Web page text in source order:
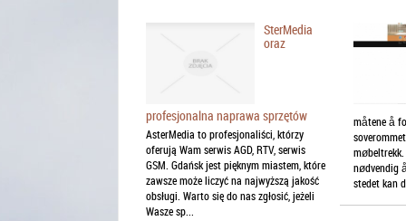
SterMedia
oraz
profesjonalna naprawa sprzętów
AsterMedia to profesjonaliści, którzy
oferują Wam serwis AGD, RTV, serwis
GSM. Gdańsk jest pięknym miastem, które
zawsze może liczyć na najwyższą jakość
obsługi. Warto się do nas zgłosić, jeżeli
Wasze sp...
måtene å
nødvendig
stedet kan